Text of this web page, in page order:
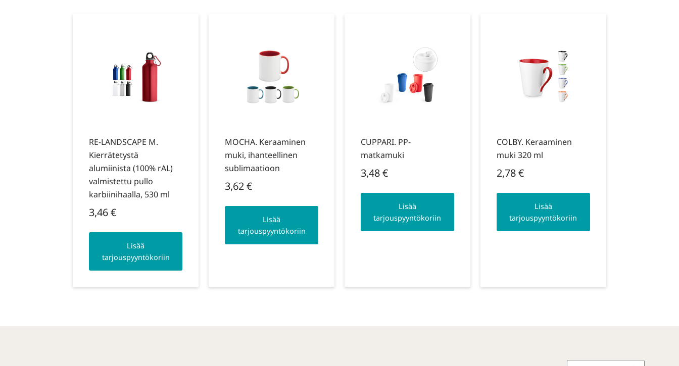
RE-LANDSCAPE M.
Kierrätetystä
alumiinista (100% rAL)
valmistettu pullo
karbiinihaalla, 530 ml
3,46€
Lisää
tarjouspyyntökoriin
MOCHA. Keraaminen
muki, ihanteellinen
sublimaatioon
3,62€
Lisää
tarjouspyyntökoriin
CUPPARI. PP-
matkamuki
3,48€
Lisää
tarjouspyyntökoriin
COLBY. Keraaminen
muki 320 ml
2,78€
Lisää
tarjouspyyntökoriin